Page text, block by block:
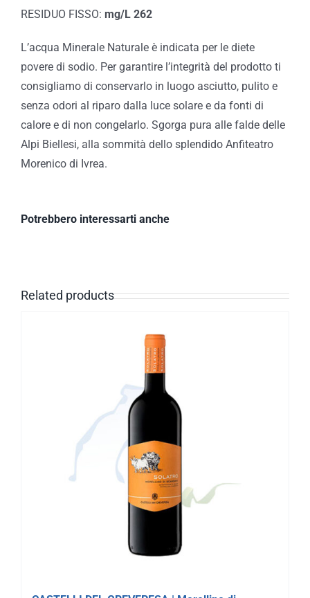
RESIDUO FISSO: mg/L 262
L’acqua Minerale Naturale è indicata per le diete
povere di sodio. Per garantire l’integrità del prodotto ti
consigliamo di conservarlo in luogo asciutto, pulito e
senza odori al riparo dalla luce solare e da fonti di
calore e di non congelarlo. Sgorga pura alle falde delle
Alpi Biellesi, alla sommità dello splendido Anfiteatro
Morenico di Ivrea.
Potrebbero interessarti anche
Related products